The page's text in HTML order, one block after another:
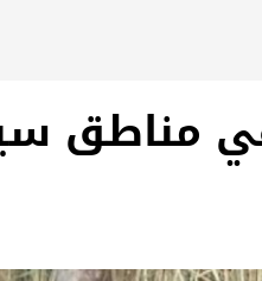
مناطق